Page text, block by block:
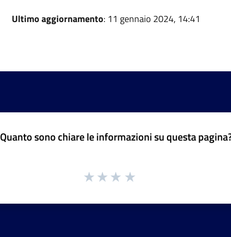
Ultimo aggiornamento: 11 gennaio 2024, 14:41
Quanto sono chiare le informazioni su questa